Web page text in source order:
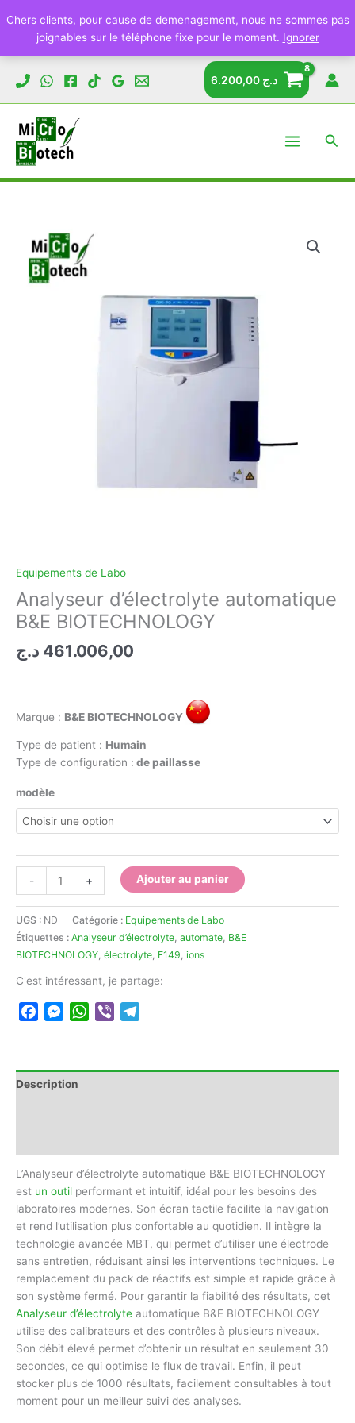
Chers clients, pour cause de demenagement, nous ne sommes pas
joignables sur le téléphone fixe pour le moment. Ignorer
6.200,00 د.ج
Equipements de Labo
Analyseur d’électrolyte automatique
B&E BIOTECHNOLOGY
461.006,00 د.ج
Marque : B&E BIOTECHNOLOGY
Type de patient : Humain
Type de configuration : de paillasse
modèle
-
de
Analyseur
d’électrolyte
automatique
B&E
BIOTECHNOLOGY
+ Ajouter au panier
UGS : ND Catégorie : Equipements de Labo
Étiquettes : Analyseur d’électrolyte, automate, B&E
BIOTECHNOLOGY, électrolyte, F149, ions
C'est intéressant, je partage:
FacebookMessenger
WhatsApp
Viber
Description
L’Analyseur d’électrolyte automatique B&E BIOTECHNOLOGY
est un outil performant et intuitif, idéal pour les besoins des
laboratoires modernes. Son écran tactile facilite la navigation
et rend l’utilisation plus confortable au quotidien. Il intègre la
technologie avancée MBT, qui permet d’utiliser une électrode
sans entretien, réduisant ainsi les interventions techniques. Le
remplacement du pack de réactifs est simple et rapide grâce à
son système fermé. Pour garantir la fiabilité des résultats, cet
Analyseur d’électrolyte automatique B&E BIOTECHNOLOGY
utilise des calibrateurs et des contrôles à plusieurs niveaux.
Son débit élevé permet d’obtenir un résultat en seulement 30
secondes, ce qui optimise le flux de travail. Enfin, il peut
stocker plus de 1000 résultats, facilement consultables à tout
moment pour un meilleur suivi des analyses.